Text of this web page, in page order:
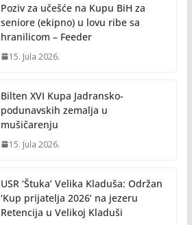
Poziv za učešće na Kupu BiH za
seniore (ekipno) u lovu ribe sa
hranilicom – Feeder
15. Jula 2026.
Bilten XVI Kupa Jadransko-
podunavskih zemalja u
mušičarenju
15. Jula 2026.
USR ‘Štuka’ Velika Kladuša: Održan
‘Kup prijatelja 2026’ na jezeru
Retencija u Velikoj Kladuši